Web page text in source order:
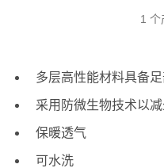
1 个
多层高性能材料具备
采用防微生物技术以
保暖透气
可水洗